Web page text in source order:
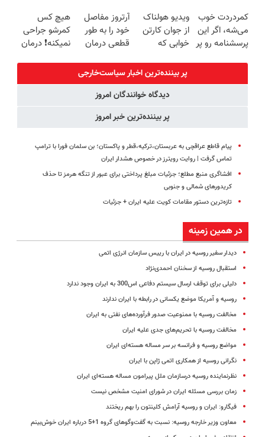
خرید40%تخفیف
سبک و مقاوم |
پرداخت قسطی
کنی؟
(◂پرسش‌نامه
رو پر کن)
برگردون
(40%off)
کمردردت خوب
می‌شه، اگر این
پرسشنامه رو پر
ویدیو هولناک
از جوان کارتن
خوابی که
آموزش رایگان
آرتروز مفاصل
خود را به طور
قطعی درمان
◗پرسش‌نامه◖
هیچ کس
کمرشو جراحی
نمیکنه❗ درمان
(پرسشنامه)
پر بیننده‌ترین اخبار سیاست‌خارجی
دیدگاه خوانندگان امروز
پر بیننده‌ترین خبر امروز
پیام قاطع عراقچی به عربستان،‌ترکیه،‌قطر و پاکستان؛ بن سلمان فورا با ترامپ
تماس گرفت | روایت رویترز در خصوص هشدار ایران
افشاگری منبع مطلع؛ جزئیات مبلغ پرداختی برای عبور از تنگه هرمز تا حذف
کریدورهای شمالی و جنوبی
تازه‌ترین دستور مقامات کویت علیه ایران + جزئیات
در همین زمینه
دیدار سفیر روسیه در ایران با رییس سازمان انرژی اتمی
استقبال روسیه از سخنان احمدی‌نژاد
دلیلی برای توقف ارسال سیستم‌ دفاعی اس300 به ایران وجود ندارد
روسیه و آمریکا موضع یکسانی در رابطه با ایران ندارند
مخالفت روسیه با ممنوعیت صدور فرآورده‌های نفتی به ایران
مخالفت روسیه با تحریم‌های جدی علیه ایران
مواضع روسیه و فرانسه بر سر مساله هسته‌ای ایران
نگرانی روسیه از همکاری اتمی ژاپن با ایران
نظرنماینده روسیه درسازمان ملل پیرامون مساله هسته‌ای ایران
زمان بررسی مسئله ایران در شورای امنیت مشخص نیست
فیگارو: ایران و روسیه آرامش کلینتون را بهم ریختند
معاون وزیر خارجه روسیه: نسبت به گفت‌وگوهای گروه 1+5 درباره ایران خوش‌بینم